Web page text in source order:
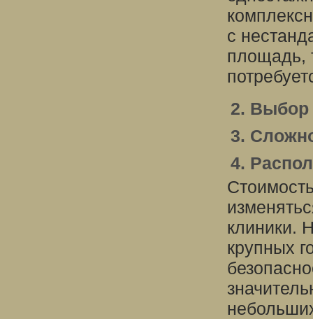
с
площадь,
2. Выбор
3.
4.
клиники.
крупных